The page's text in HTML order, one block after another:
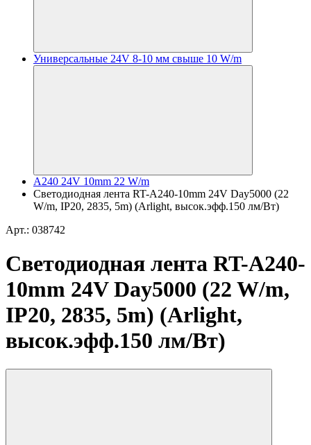
Универсальные 24V 8-10 мм свыше 10 W/m
A240 24V 10mm 22 W/m
Светодиодная лента RT-A240-10mm 24V Day5000 (22
W/m, IP20, 2835, 5m) (Arlight, высок.эфф.150 лм/Вт)
Арт.: 038742
Светодиодная лента RT-A240-
10mm 24V Day5000 (22 W/m,
IP20, 2835, 5m) (Arlight,
высок.эфф.150 лм/Вт)